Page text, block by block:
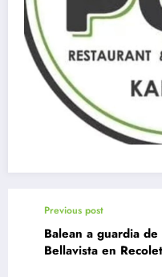
Previous post
Balean a guardia
Bellavista en